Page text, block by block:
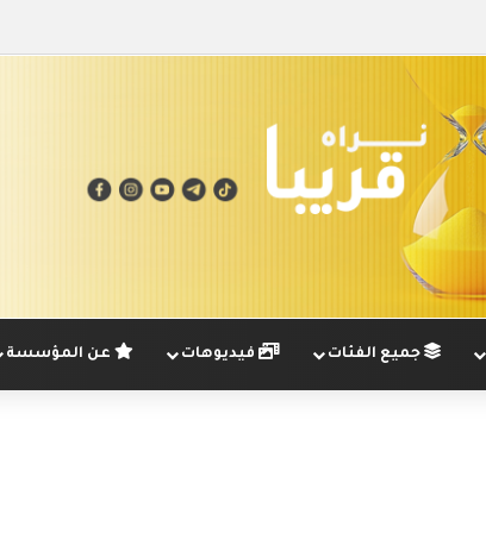
جميع الفئات فيديوهات عن المؤسسة